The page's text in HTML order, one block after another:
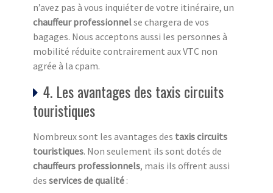
n’avez pas à vous inquiéter de votre itinéraire, un
chauffeur professionnelse chargera de vos
bagages. Nous acceptons aussi les personnes à
mobilité réduite contrairement aux VTC non
agrée à la cpam.
4. Les avantages des taxis circuits
touristiques
Nombreux sont les avantages des taxis circuits
touristiques. Non seulement ils sont dotés de
chauffeurs professionnels, mais ils offrent aussi
des services de qualité :